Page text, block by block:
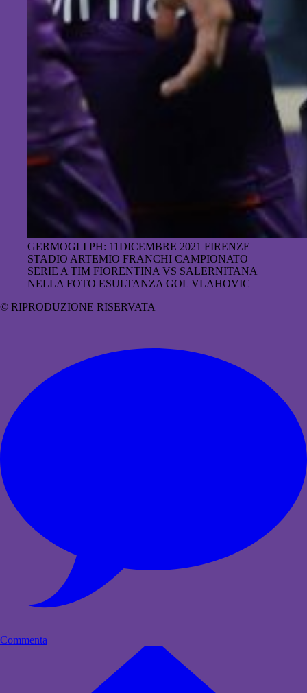
GERMOGLI PH: 11DICEMBRE 2021 FIRENZE
STADIO ARTEMIO FRANCHI CAMPIONATO
SERIE A TIM FIORENTINA VS SALERNITANA
NELLA FOTO ESULTANZA GOL VLAHOVIC
© RIPRODUZIONE RISERVATA
Commenta